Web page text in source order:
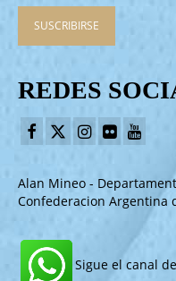
REDES
Alan Mineo -
Confederacion Argentina
Sigue el canal